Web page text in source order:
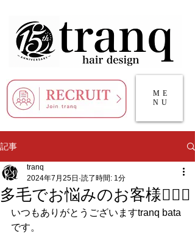
ME
NU
記事
多毛でお悩みのお客様💇🏻‍♀️
tranq
2024年7月25日 読了時間: 1分
いつもありがとうございますtranq bata
です。